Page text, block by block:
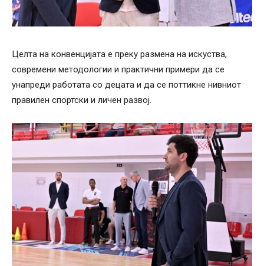
Целта на конвенцијата е преку размена на искуства,
современи методологии и практични примери да се
унапреди работата со децата и да се поттикне нивниот
правилен спортски и личен развој.